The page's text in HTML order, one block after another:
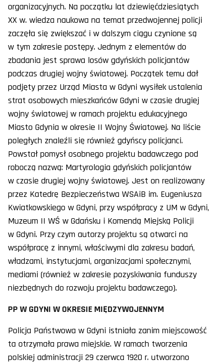
organizacyjnych. Na początku lat dziewięćdziesiątych
XX w. wiedza naukowa na temat przedwojennej policji
zaczęła się zwiększać i w dalszym ciągu czynione są
w tym zakresie postępy. Jednym z elementów do
zbadania jest sprawa losów gdyńskich policjantów
podczas drugiej wojny światowej. Początek temu dał
podjęty przez Urząd Miasta w Gdyni wysiłek ustalenia
strat osobowych mieszkańców Gdyni w czasie drugiej
wojny światowej w ramach projektu edukacyjnego
Miasto Gdynia w okresie II Wojny Światowej. Na liście
poległych znaleźli się również gdyńscy policjanci.
Powstał pomysł osobnego projektu badawczego pod
roboczą nazwą: Martyrologia gdyńskich policjantów
w czasie drugiej wojny światowej. Jest on realizowany
przez Katedrę Bezpieczeństwa WSAiB im. Eugeniusza
Kwiatkowskiego w Gdyni, przy współpracy z UM w Gdyni,
Muzeum II WŚ w Gdańsku i Komendą Miejską Policji
w Gdyni. Przy czym autorzy projektu są otwarci na
współpracę z innymi, właściwymi dla zakresu badań,
władzami, instytucjami, organizacjami społecznymi,
mediami (również w zakresie pozyskiwania funduszy
niezbędnych do rozwoju projektu badawczego).
PP W GDYNI W OKRESIE MIĘDZYWOJENNYM
Policja Państwowa w Gdyni istniała zanim miejscowość
ta otrzymała prawa miejskie. W ramach tworzenia
polskiej administracji 29 czerwca 1920 r. utworzono